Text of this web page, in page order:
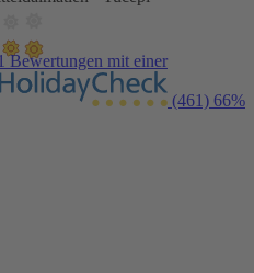
Bewertungen mit einer
(461) 66%